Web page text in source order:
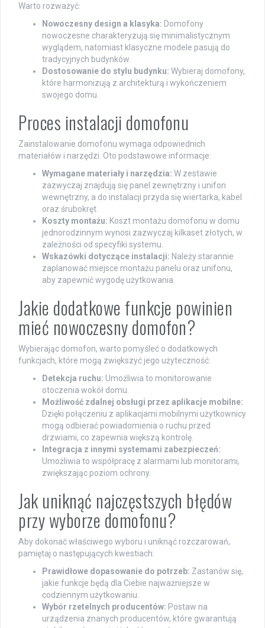
Warto rozważyć:
Nowoczesny design a klasyka: Domofony
nowoczesne charakteryzują się minimalistycznym
wyglądem, natomiast klasyczne modele pasują do
tradycyjnych budynków.
Dostosowanie do stylu budynku: Wybieraj domofony,
które harmonizują z architekturą i wykończeniem
swojego domu.
Proces instalacji domofonu
Zainstalowanie domofonu wymaga odpowiednich
materiałów i narzędzi. Oto podstawowe informacje:
Wymagane materiały i narzędzia: W zestawie
zazwyczaj znajdują się panel zewnętrzny i unifon
wewnętrzny, a do instalacji przyda się wiertarka, kabel
oraz śrubokręt.
Koszty montażu: Koszt montażu domofonu w domu
jednorodzinnym wynosi zazwyczaj kilkaset złotych, w
zależności od specyfiki systemu.
Wskazówki dotyczące instalacji: Należy starannie
zaplanować miejsce montażu panelu oraz unifonu,
aby zapewnić wygodę użytkowania.
Jakie dodatkowe funkcje powinien
mieć nowoczesny domofon?
Wybierając domofon, warto pomyśleć o dodatkowych
funkcjach, które mogą zwiększyć jego użyteczność:
Detekcja ruchu: Umożliwia to monitorowanie
otoczenia wokół domu.
Możliwość zdalnej obsługi przez aplikacje mobilne:
Dzięki połączeniu z aplikacjami mobilnymi użytkownicy
mogą odbierać powiadomienia o ruchu przed
drzwiami, co zapewnia większą kontrolę.
Integracja z innymi systemami zabezpieczeń:
Umożliwia to współpracę z alarmami lub monitorami,
zwiększając poziom ochrony.
Jak uniknąć najczęstszych błędów
przy wyborze domofonu?
Aby dokonać właściwego wyboru i uniknąć rozczarowań,
pamiętaj o następujących kwestiach:
Prawidłowe dopasowanie do potrzeb: Zastanów się,
jakie funkcje będą dla Ciebie najważniejsze w
codziennym użytkowaniu.
Wybór rzetelnych producentów: Postaw na
urządzenia znanych producentów, które gwarantują